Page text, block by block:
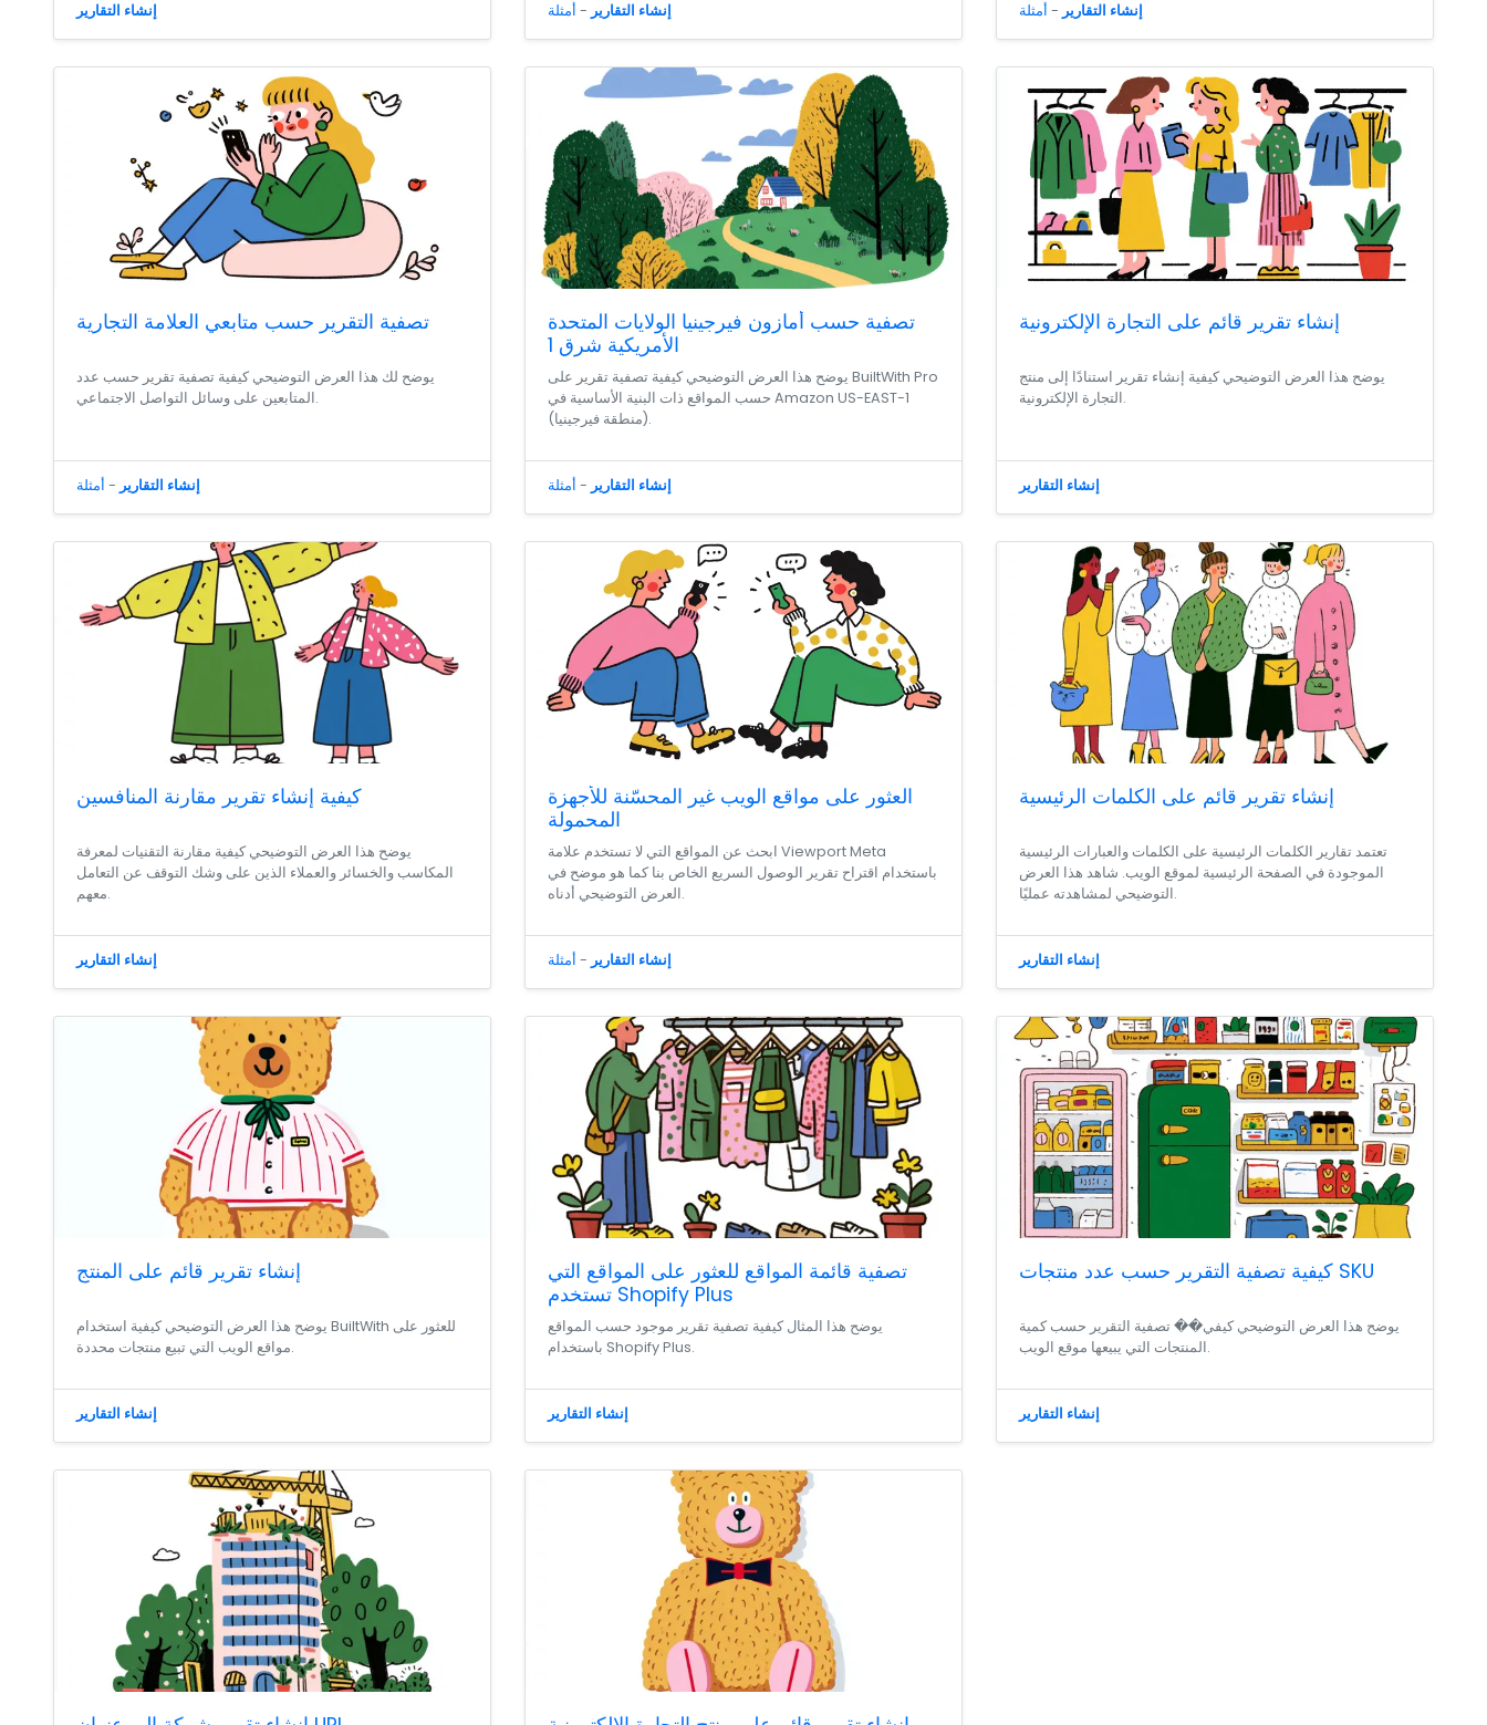
إنشاء التقارير إنشاء التقارير - أمثلة إنشاء التقارير - أمثلة
تصفية التقرير حسب متابعي العلامة التجارية
يوضح لك هذا العرض التوضيحي كيفية تصفية تقرير حسب عدد
المتابعين على وسائل التواصل الاجتماعي.
إنشاء التقارير - أمثلة
تصفية حسب أمازون فيرجينيا الولايات المتحدة
الأمريكية شرق 1
يوضح هذا العرض التوضيحي كيفية تصفية تقرير على BuiltWith Pro
حسب المواقع ذات البنية الأساسية في Amazon US-EAST-1
(منطقة فيرجينيا).
إنشاء التقارير - أمثلة
إنشاء تقرير قائم على التجارة الإلكترونية
يوضح هذا العرض التوضيحي كيفية إنشاء تقرير استنادًا إلى منتج
التجارة الإلكترونية.
إنشاء التقارير
كيفية إنشاء تقرير مقارنة المنافسين
يوضح هذا العرض التوضيحي كيفية مقارنة التقنيات لمعرفة
المكاسب والخسائر والعملاء الذين على وشك التوقف عن التعامل
معهم.
إنشاء التقارير
العثور على مواقع الويب غير المحسّنة للأجهزة
المحمولة
ابحث عن المواقع التي لا تستخدم علامة Viewport Meta
باستخدام اقتراح تقرير الوصول السريع الخاص بنا كما هو موضح في
العرض التوضيحي أدناه.
إنشاء التقارير - أمثلة
إنشاء تقرير قائم على الكلمات الرئيسية
تعتمد تقارير الكلمات الرئيسية على الكلمات والعبارات الرئيسية
الموجودة في الصفحة الرئيسية لموقع الويب. شاهد هذا العرض
التوضيحي لمشاهدته عمليًا.
إنشاء التقارير
إنشاء تقرير قائم على المنتج
يوضح هذا العرض التوضيحي كيفية استخدام BuiltWith للعثور على
مواقع الويب التي تبيع منتجات محددة.
إنشاء التقارير
تصفية قائمة المواقع للعثور على المواقع التي
تستخدم Shopify Plus
يوضح هذا المثال كيفية تصفية تقرير موجود حسب المواقع
باستخدام Shopify Plus.
إنشاء التقارير
كيفية تصفية التقرير حسب عدد منتجات SKU
يوضح هذا العرض التوضيحي كيفي�� تصفية التقرير حسب كمية
المنتجات التي يبيعها موقع الويب.
إنشاء التقارير